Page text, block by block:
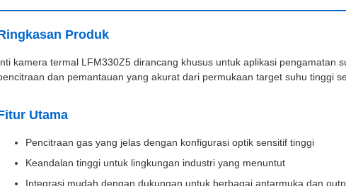
Produk
kamera termal LFM330Z5 dirancang khusus untuk aplikasi pengamatan
dan pemantauan yang akurat dari permukaan target suhu tinggi
Utama
Pencitraan gas yang jelas dengan konfigurasi optik sensitif tinggi
Keandalan tinggi untuk lingkungan industri yang menuntut
Integrasi mudah dengan dukungan untuk berbagai antarmuka dan